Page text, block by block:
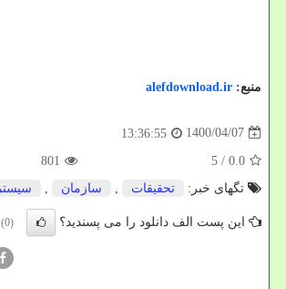
منبع: alefdownload.ir
1400/04/07
13:36:55
0.0
/ 5
801
تگهای خبر:
تحقیقات , سازمان ,
این پست الف دانلود را می پسندید؟ (0)